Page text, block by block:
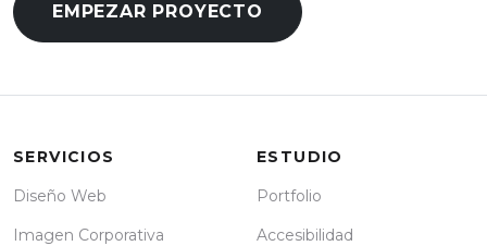
EMPEZAR PROYECTO
SERVICIOS
Diseño Web
Imagen Corporativa
ESTUDIO
Portfolio
Accesibilidad